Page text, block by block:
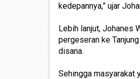
kedepannya,” ujar
Lebih lanjut, Johanes
pergeseran ke
disana.
Sehingga masyarakat